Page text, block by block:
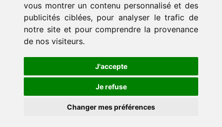
vous montrer un contenu personnalisé et des
publicités ciblées, pour analyser le trafic de
notre site et pour comprendre la provenance
de nos visiteurs.
J'accepte
Je refuse
Changer mes préférences
© LeCutShop - Réalisé par NdkDesign Expert Prestashop
Tous droits réservés -Module de personnalisation pour
Prestashop